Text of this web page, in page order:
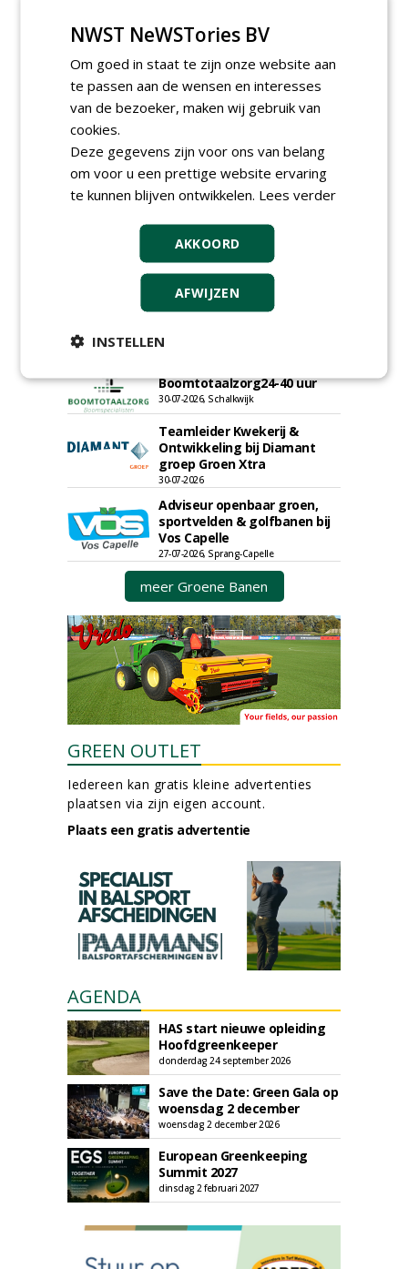
30-07-2026
Proefveldmedewerker/
Chauffeur
landbouwmachines bij DSV
zaden Nederland B.V.
Kasmedewerker (fulltime) bij
DSV zaden Nederland B.V.
06-08-2026, Ven-Zelderheide
magazijnmedewerker
(fulltime) bij DSV zaden
Nederland B.V.
06-08-2026, Ven Zelderheide
Groeiplaats specialist bij
Boomtotaalzorg32-40 uur
Boomtotaalzorg24-40 uur
30-07-2026, Schalkwijk
Teamleider Kwekerij &
Ontwikkeling bij Diamant
groep Groen Xtra
30-07-2026
Adviseur openbaar groen,
sportvelden & golfbanen bij
Vos Capelle
27-07-2026, Sprang-Capelle
meer Groene Banen
GREEN OUTLET
Iedereen kan gratis kleine advertenties
plaatsen via zijn eigen account.
Plaats een gratis advertentie
AGENDA
HAS start nieuwe opleiding
Hoofdgreenkeeper
donderdag 24 september 2026
Save the Date: Green Gala op
woensdag 2 december
woensdag 2 december 2026
European Greenkeeping
Summit 2027
dinsdag 2 februari 2027
NWST NeWSTories BV
Om goed in staat te zijn onze website aan
te passen aan de wensen en interesses
van de bezoeker, maken wij gebruik van
cookies.
Deze gegevens zijn voor ons van belang
om voor u een prettige website ervaring
te kunnen blijven ontwikkelen. Lees verder
AKKOORD
AFWIJZEN
INSTELLEN